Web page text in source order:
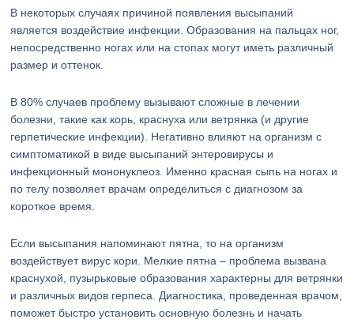
В некоторых случаях причиной появления высыпаний
является воздействие инфекции. Образования на пальцах ног,
непосредственно ногах или на стопах могут иметь различный
размер и оттенок.
В 80% случаев проблему вызывают сложные в лечении
болезни, такие как корь, краснуха или ветрянка (и другие
герпетические инфекции). Негативно влияют на организм с
симптоматикой в виде высыпаний энтеровирусы и
инфекционный мононуклеоз. Именно красная сыпь на ногах и
по телу позволяет врачам определиться с диагнозом за
короткое время.
Если высыпания напоминают пятна, то на организм
воздействует вирус кори. Мелкие пятна – проблема вызвана
краснухой, пузырьковые образования характерны для ветрянки
и различных видов герпеса. Диагностика, проведенная врачом,
поможет быстро установить основную болезнь и начать